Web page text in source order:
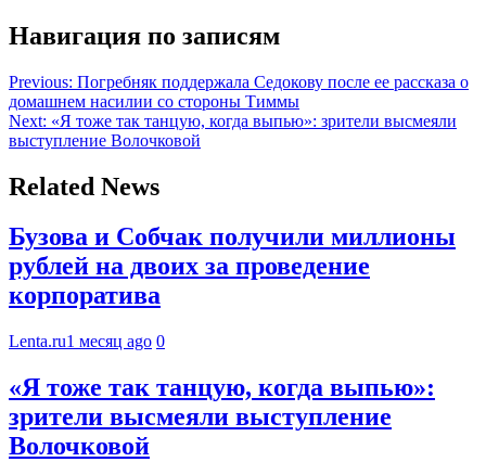
Навигация по записям
Previous: Погребняк поддержала Седокову после ее рассказа о
домашнем насилии со стороны Тиммы
Next: «Я тоже так танцую, когда выпью»: зрители высмеяли
выступление Волочковой
Related News
Бузова и Собчак получили миллионы
рублей на двоих за проведение
корпоратива
Lenta.ru1 месяц ago 0
«Я тоже так танцую, когда выпью»:
зрители высмеяли выступление
Волочковой